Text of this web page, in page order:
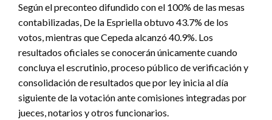
Según el preconteo difundido con el 100% de las mesas
contabilizadas, De la Espriella obtuvo 43.7% de los
votos, mientras que Cepeda alcanzó 40.9%. Los
resultados oficiales se conocerán únicamente cuando
concluya el escrutinio, proceso público de verificación y
consolidación de resultados que por ley inicia al día
siguiente de la votación ante comisiones integradas por
jueces, notarios y otros funcionarios.